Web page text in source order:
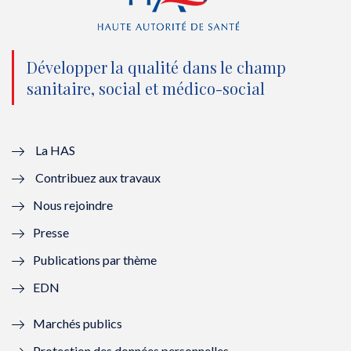
n
o
u
l
l
f
n
k
(
n
o
e
e
(
n
o
u
(
n
o
Développer la qualité dans le champ
sanitaire, social et médico-social
La HAS
Contribuez aux travaux
Nous rejoindre
Presse
Publications par thème
EDN
Marchés publics